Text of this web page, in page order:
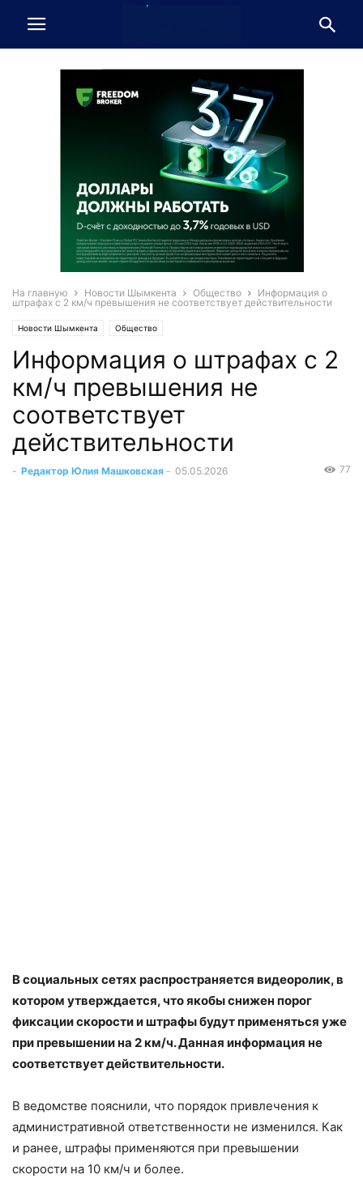
На главную Новости Шымкента Общество
Информация о
штрафах с 2 км/ч превышения не соответствует действительности
Новости Шымкента Общество
Информация о штрафах с 2
км/ч превышения не
соответствует
действительности
- Редактор Юлия Машковская - 05.05.2026 77
В социальных сетях распространяется видеоролик, в
котором утверждается, что якобы снижен порог
фиксации скорости и штрафы будут применяться уже
при превышении на 2 км/ч. Данная информация не
соответствует действительности.
В ведомстве пояснили, что порядок привлечения к
административной ответственности не изменился. Как
и ранее, штрафы применяются при превышении
скорости на 10 км/ч и более.